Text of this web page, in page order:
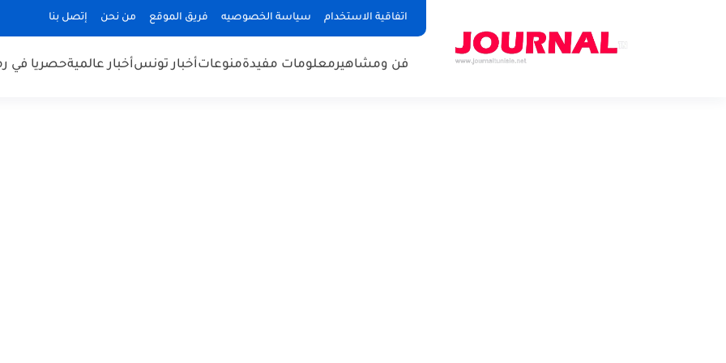
اتفاقية الاستخدام سياسة الخصوصيه فريق الموقع من نحن إتصل بنا
فن ومشاهيرمعلومات مفيدةمنوعاتأخبار تونسأخبار عالميةحصريا في